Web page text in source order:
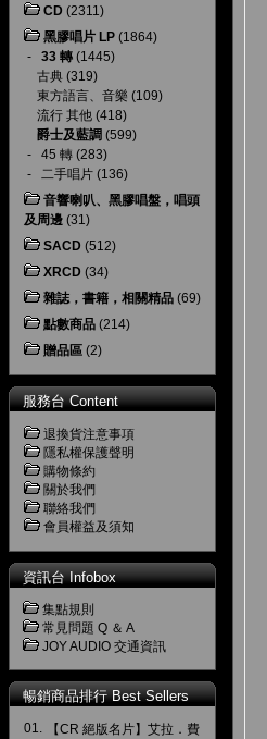
CD (2311)
黑膠唱片 LP (1864)
- 33 轉 (1445)
古典 (319)
東方語言、音樂 (109)
流行 其他 (418)
爵士及藍調 (599)
- 45 轉 (283)
- 二手唱片 (136)
音響喇叭、黑膠唱盤，唱頭
及周邊 (31)
SACD (512)
XRCD (34)
雜誌，書籍，相關精品 (69)
點數商品 (214)
贈品區 (2)
服務台 Content
退換貨注意事項
隱私權保護聲明
購物條約
關於我們
聯絡我們
會員權益及須知
資訊台 Infobox
集點規則
常見問題 Q ＆ A
JOY AUDIO 交通資訊
暢銷商品排行 Best Sellers
01.
【CR 絕版名片】艾拉．費